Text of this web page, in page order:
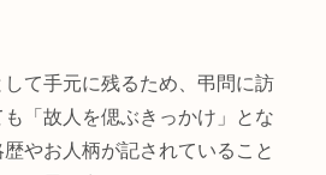
て手元に残るため、弔問に訪
「故人を偲ぶきっかけ」とな
やお人柄が記されていること